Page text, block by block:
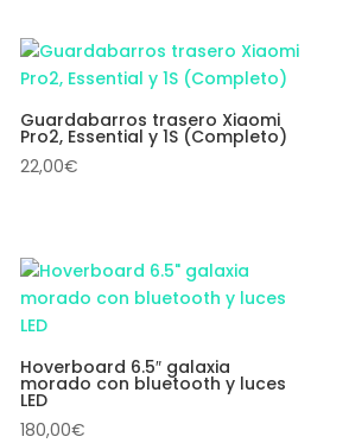
Guardabarros trasero Xiaomi
Pro2, Essential y 1S (Completo)
22,00€
Hoverboard 6.5″ galaxia
morado con bluetooth y luces
LED
180,00€